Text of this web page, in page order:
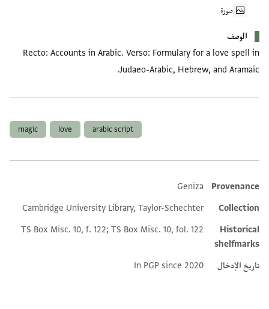
صورة
الوصف
Recto: Accounts in Arabic. Verso: Formulary for a love spell in
Judaeo-Arabic, Hebrew, and Aramaic.
arabic script
love
magic
Additional metadata
Provenance
Geniza
Collection
Cambridge University Library, Taylor-Schechter
Historical
shelfmarks
TS Box Misc. 10, f. 122; TS Box Misc. 10, fol. 122
تاريخ الإدخال In PGP since 2020